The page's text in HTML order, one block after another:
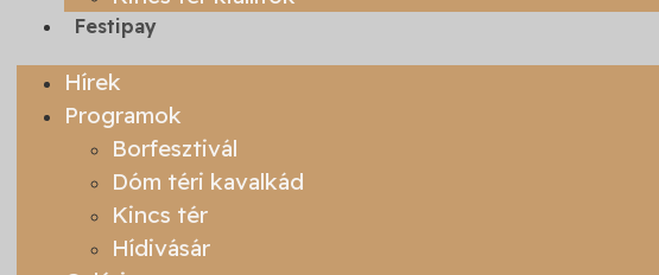
Festipay
Hírek
Programok
Borfesztivál
Dóm téri kavalkád
Kincs tér
Hídivásár